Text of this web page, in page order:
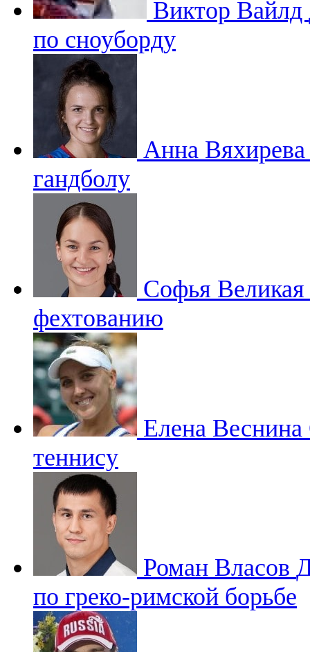
Виктор Вайлд
по сноуборду
Анна
гандболу
Софья Великая
фехтованию
Елена Веснина
теннису
Роман Власов
по греко-римской борьбе